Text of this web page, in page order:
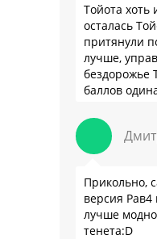
Тойота хоть
осталась
притянули
лучше,
бездорожье
баллов
Прикольно,
версия
лучше
тенета:D